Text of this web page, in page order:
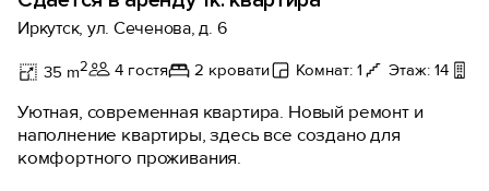
Иркутск, ул. Сеченова, д. 6
35 m2 4 гостя 2 кровати Комнат: 1 Этаж: 14
Уютная, современная квартира. Новый ремонт и
наполнение квартиры, здесь все создано для
комфортного проживания.